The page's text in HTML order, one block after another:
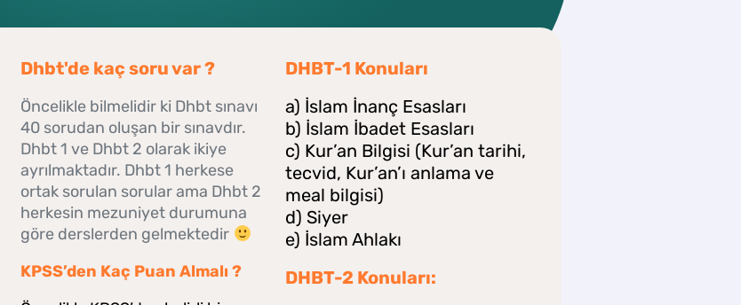
Dhbt'de kaç soru var ?
Öncelikle bilmelidir ki Dhbt sınavı
40 sorudan oluşan bir sınavdır.
Dhbt 1 ve Dhbt 2 olarak ikiye
ayrılmaktadır. Dhbt 1 herkese
ortak sorulan sorular ama Dhbt 2
herkesin mezuniyet durumuna
göre derslerden gelmektedir
KPSS’den Kaç Puan Almalı ?
DHBT-1 Konuları
a) İslam İnanç Esasları
b) İslam İbadet Esasları
c) Kur’an Bilgisi (Kur’an tarihi,
tecvid, Kur’an’ı anlama ve
meal bilgisi)
d) Siyer
e) İslam Ahlakı
DHBT-2 Konuları: